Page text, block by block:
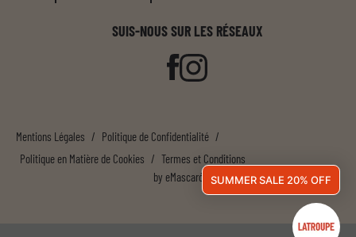
SUIS-NOUS SUR LES RÉSEAUX
Mentions Légales / Politique de Confidentialité /
Politique en Matière de Cookies / Termes et Conditions
by eMascaró SUMMER SALE 20% OFF